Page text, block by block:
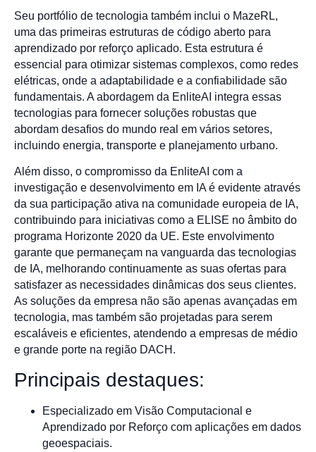
Seu portfólio de tecnologia também inclui o MazeRL,
uma das primeiras estruturas de código aberto para
aprendizado por reforço aplicado. Esta estrutura é
essencial para otimizar sistemas complexos, como redes
elétricas, onde a adaptabilidade e a confiabilidade são
fundamentais. A abordagem da EnliteAI integra essas
tecnologias para fornecer soluções robustas que
abordam desafios do mundo real em vários setores,
incluindo energia, transporte e planejamento urbano.
Além disso, o compromisso da EnliteAI com a
investigação e desenvolvimento em IA é evidente através
da sua participação ativa na comunidade europeia de IA,
contribuindo para iniciativas como a ELISE no âmbito do
programa Horizonte 2020 da UE. Este envolvimento
garante que permaneçam na vanguarda das tecnologias
de IA, melhorando continuamente as suas ofertas para
satisfazer as necessidades dinâmicas dos seus clientes.
As soluções da empresa não são apenas avançadas em
tecnologia, mas também são projetadas para serem
escaláveis e eficientes, atendendo a empresas de médio
e grande porte na região DACH.
Principais destaques:
Especializado em Visão Computacional e
Aprendizado por Reforço com aplicações em dados
geoespaciais.